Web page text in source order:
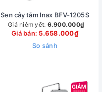
Sen cây tắm Inax BFV-1205S
Giá niêm yết: 6.900.000₫
Giá bán: 5.658.000₫
So sánh